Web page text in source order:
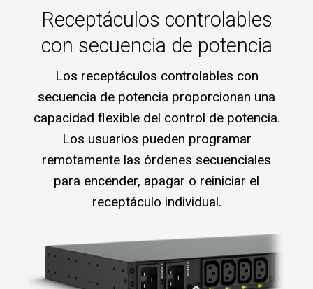
Receptáculos controlables
con secuencia de potencia
Los receptáculos controlables con
secuencia de potencia proporcionan una
capacidad flexible del control de potencia.
Los usuarios pueden programar
remotamente las órdenes secuenciales
para encender, apagar o reiniciar el
receptáculo individual.